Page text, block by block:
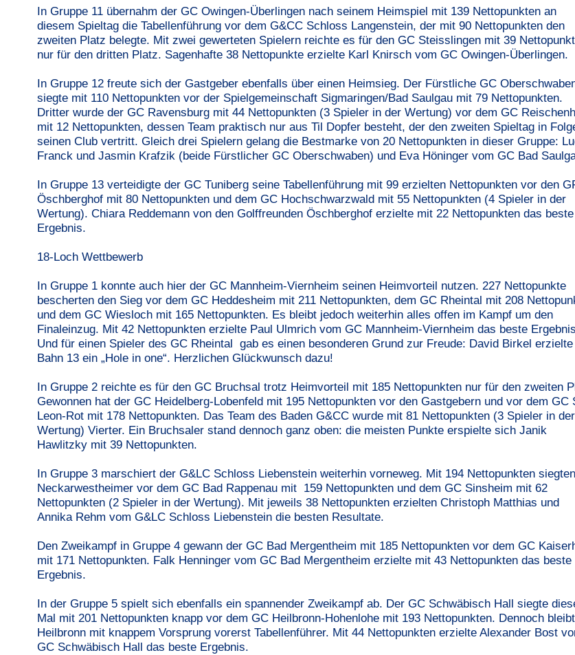
In Gruppe 11 übernahm der GC Owingen-Überlingen nach seinem Heimspiel mit 139 Nettopunkten an
diesem Spieltag die Tabellenführung vor dem G&CC Schloss Langenstein, der mit 90 Nettopunkten den
zweiten Platz belegte. Mit zwei gewerteten Spielern reichte es für den GC Steisslingen mit 39
nur für den dritten Platz. Sagenhafte 38 Nettopunkte erzielte Karl Knirsch vom GC Owingen-Überlingen.
In Gruppe 12 freute sich der Gastgeber ebenfalls über einen Heimsieg. Der Fürstliche GC
siegte mit 110 Nettopunkten vor der Spielgemeinschaft Sigmaringen/Bad Saulgau mit 79 Nettopunkten.
Dritter wurde der GC Ravensburg mit 44 Nettopunkten (3 Spieler in der Wertung) vor dem GC
mit 12 Nettopunkten, dessen Team praktisch nur aus Til Dopfer besteht, der den zweiten Spieltag in
seinen Club vertritt. Gleich drei Spielern gelang die Bestmarke von 20 Nettopunkten in dieser Gruppe:
Franck und Jasmin Krafzik (beide Fürstlicher GC Oberschwaben) und Eva Höninger vom GC Bad
In Gruppe 13 verteidigte der GC Tuniberg seine Tabellenführung mit 99 erzielten Nettopunkten vor den
Öschberghof mit 80 Nettopunkten und dem GC Hochschwarzwald mit 55 Nettopunkten (4 Spieler in der
Wertung). Chiara Reddemann von den Golffreunden Öschberghof erzielte mit 22 Nettopunkten das beste
Ergebnis.
18-Loch Wettbewerb
In Gruppe 1 konnte auch hier der GC Mannheim-Viernheim seinen Heimvorteil nutzen. 227 Nettopunkte
bescherten den Sieg vor dem GC Heddesheim mit 211 Nettopunkten, dem GC Rheintal mit 208
und dem GC Wiesloch mit 165 Nettopunkten. Es bleibt jedoch weiterhin alles offen im Kampf um den
Finaleinzug. Mit 42 Nettopunkten erzielte Paul Ulmrich vom GC Mannheim-Viernheim das beste
Und für einen Spieler des GC Rheintal gab es einen besonderen Grund zur Freude: David Birkel erzielte
Bahn 13 ein „Hole in one“. Herzlichen Glückwunsch dazu!
In Gruppe 2 reichte es für den GC Bruchsal trotz Heimvorteil mit 185 Nettopunkten nur für den zweiten
Gewonnen hat der GC Heidelberg-Lobenfeld mit 195 Nettopunkten vor den Gastgebern und vor dem GC
Leon-Rot mit 178 Nettopunkten. Das Team des Baden G&CC wurde mit 81 Nettopunkten (3 Spieler in der
Wertung) Vierter. Ein Bruchsaler stand dennoch ganz oben: die meisten Punkte erspielte sich Janik
Hawlitzky mit 39 Nettopunkten.
In Gruppe 3 marschiert der G&LC Schloss Liebenstein weiterhin vorneweg. Mit 194 Nettopunkten
Neckarwestheimer vor dem GC Bad Rappenau mit 159 Nettopunkten und dem GC Sinsheim mit 62
Nettopunkten (2 Spieler in der Wertung). Mit jeweils 38 Nettopunkten erzielten Christoph Matthias und
Annika Rehm vom G&LC Schloss Liebenstein die besten Resultate.
Den Zweikampf in Gruppe 4 gewann der GC Bad Mergentheim mit 185 Nettopunkten vor dem GC
mit 171 Nettopunkten. Falk Henninger vom GC Bad Mergentheim erzielte mit 43 Nettopunkten das beste
Ergebnis.
In der Gruppe 5 spielt sich ebenfalls ein spannender Zweikampf ab. Der GC Schwäbisch Hall siegte
Mal mit 201 Nettopunkten knapp vor dem GC Heilbronn-Hohenlohe mit 193 Nettopunkten. Dennoch bleibt
Heilbronn mit knappem Vorsprung vorerst Tabellenführer. Mit 44 Nettopunkten erzielte Alexander Bost
GC Schwäbisch Hall das beste Ergebnis.